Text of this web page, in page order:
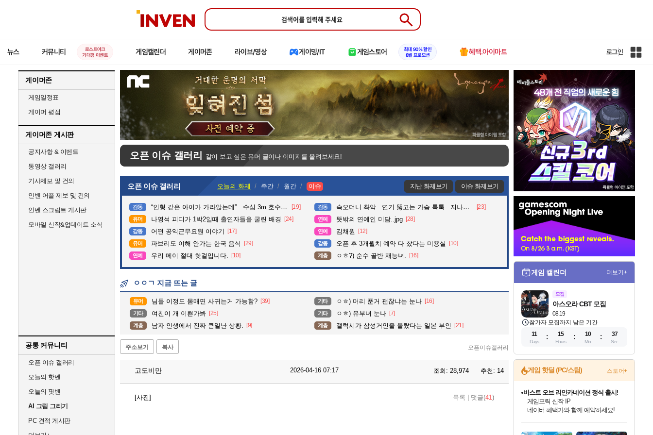
인
Submit
뉴스 커뮤니티
로스트아크
기대평 이벤트
게임캘린더 게이머존 라이브/영상 게이밍/IT 게임스토어
최대 90% 할인
8월 프로모션
혜택.아이마트 로그인
인
게이머존
게임일정표
게이머 평점
게이머존 게시판
공지사항 & 이벤트
동영상 갤러리
기사제보 및 건의
인벤 어플 제보 및 건의
인벤 스크립트 게시판
모바일 신작&업데이트 소식
공통 커뮤니티
오픈 이슈 갤러리
오늘의 핫벤
오늘의 팟벤
AI 그림 그리기
PC 견적 게시판
오픈 이슈 갤러리 같이 보고 싶은 유머 글이나 이미지를 올려보세요!
오픈 이슈 갤러리 오늘의 화제 주간 월간 이슈 지난 화제보기 이슈 화제보기
감동 “인형 같은 아이가 가라앉는데”…수심 3m 호수 뛰어든 60대 의인 [19] 감동 슥오더니 촤악.. 연기 뚫고는 가슴 툭툭.. 지나가던 아재의 정체 [23]
유머 나영석 피디가 1박2일때 출연자들을 굴린 배경 [24] 연예 뜻밖의 연예인 미담..jpg [28]
감동 어떤 공익근무요원 이야기 [17] 연예 김채원 [12]
유머 파브리도 이해 안가는 한국 음식 [29] 감동 오픈 후 3개월치 예약 다 찼다는 미용실 [10]
연예 우리 메이 절대 핫걸입니다. [10] 계층 ㅇㅎ?) 순수 골반 재능녀. [16]
ㅇㅇㄱ 지금 뜨는 글
유머 님들 이정도 몸매면 사귀는거 가능함? [39] 기타 ㅇㅎ) 머리 푼거 괜찮냐는 눈나 [16]
기타 여친이 개 이쁜가봐 [25] 기타 ㅇㅎ) 유부녀 눈나 [7]
계층 남자 인생에서 진짜 큰일난 상황. [9] 계층 갤럭시가 삼성거인줄 몰랐다는 일본 부인 [21]
주소보기 복사 오픈이슈갤러리
고도비만 2026-04-16 07:17 조회: 28,974 추천: 14
[사진] 목록 댓글(41)
벤
게임 캘린더 더보기+
모집
08.19
아스오라 CBT 모집
참가자 모집까지 남은 기간
11
Days
15
Hours
10
Min
35
Sec
게임 핫딜 (PC/스팀) 스토어+
비스트 오브 리인카네이션 정식 출시!
게임프릭 신작 IP
네이버 혜택가와 함께 예약하세요!